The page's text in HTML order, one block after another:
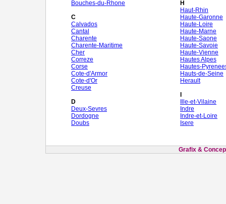
Bouches-du-Rhone
C
Calvados
Cantal
Charente
Charente-Maritime
Cher
Correze
Corse
Cote-d'Armor
Cote-d'Or
Creuse
D
Deux-Sevres
Dordogne
Doubs
H
Haut-Rhin
Haute-Garonne
Haute-Loire
Haute-Marne
Haute-Saone
Haute-Savoie
Haute-Vienne
Hautes Alpes
Hautes-
Hauts-de-Seine
Herault
Ille-et-Vilaine
Indre
Indre-et-Loire
Isere
Grafix &